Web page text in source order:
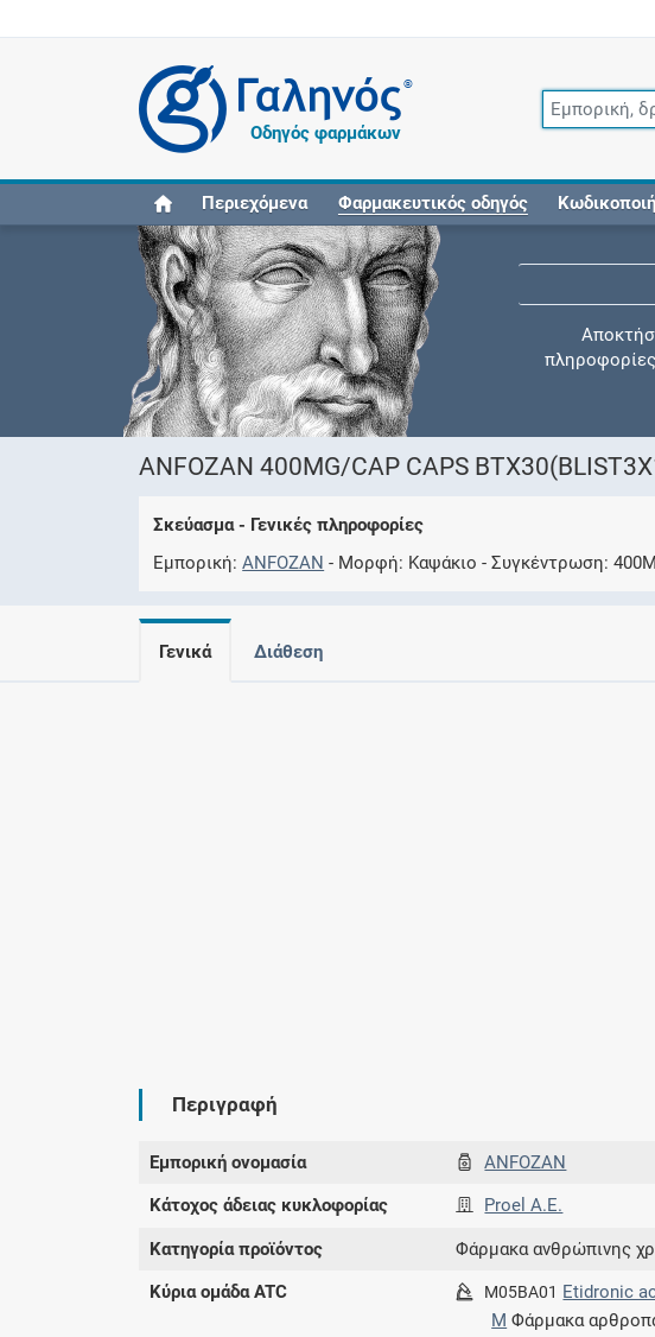
®
Οδηγός φαρμάκων
Περιεχόμενα Φαρμακευτικός οδηγός
Ελέγξτε την
ANFOZAN 400MG/CAP CAPS
Σκεύασμα - Γενικές πληροφορίες
Εμπορική ANFOZAN Μορφή Καψάκιο Συγκέντρωση
Γενικά Διάθεση
Περιγραφή
Εμπορική ονομασία ANFOZAN
Κάτοχος άδειας κυκλοφορίας Proel A.E.
Κατηγορία προϊόντος Φάρμακα ανθρώπινης
Κύρια ομάδα ATC M05BA01 Etidronic
M Φάρμακα